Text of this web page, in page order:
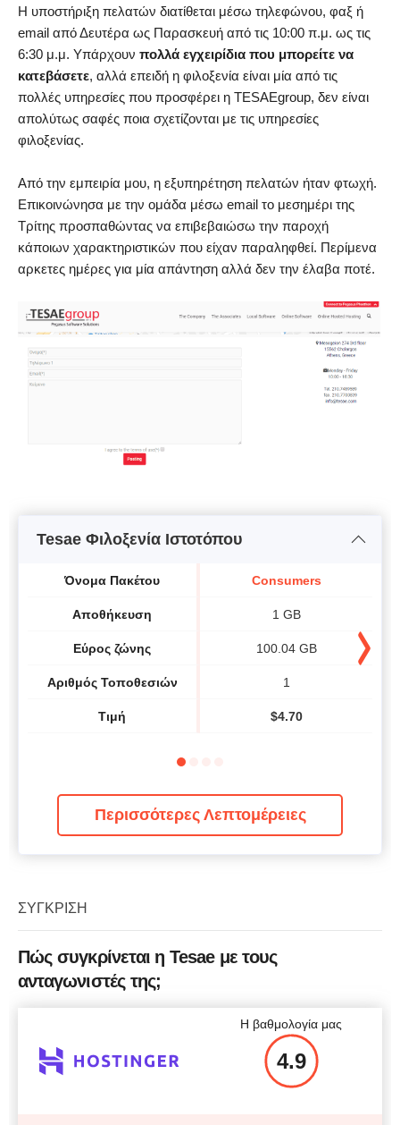
Η υποστήριξη πελατών διατίθεται μέσω τηλεφώνου, φαξ ή
email από Δευτέρα ως Παρασκευή από τις 10:00 π.μ. ως τις
6:30 μ.μ. Υπάρχουν πολλά εγχειρίδια που μπορείτε να
κατεβάσετε, αλλά επειδή η φιλοξενία είναι μία από τις
πολλές υπηρεσίες που προσφέρει η TESAEgroup, δεν είναι
απολύτως σαφές ποια σχετίζονται με τις υπηρεσίες
φιλοξενίας.
Από την εμπειρία μου, η εξυπηρέτηση πελατών ήταν φτωχή.
Επικοινώνησα με την ομάδα μέσω email το μεσημέρι της
Τρίτης προσπαθώντας να επιβεβαιώσω την παροχή
κάποιων χαρακτηριστικών που είχαν παραληφθεί. Περίμενα
αρκετες ημέρες για μία απάντηση αλλά δεν την έλαβα ποτέ.
Tesae Φιλοξενία Ιστοτόπου
Όνομα Πακέτου
Αποθήκευση
Εύρος ζώνης
Αριθμός Τοποθεσιών
Τιμή
Consumers
1 GB
100.04 GB
1
$4.70
Περισσότερες Λεπτομέρειες
ΣΎΓΚΡΙΣΗ
Πώς συγκρίνεται η Tesae με τους
ανταγωνιστές της;
Η βαθμολογία μας
4.9